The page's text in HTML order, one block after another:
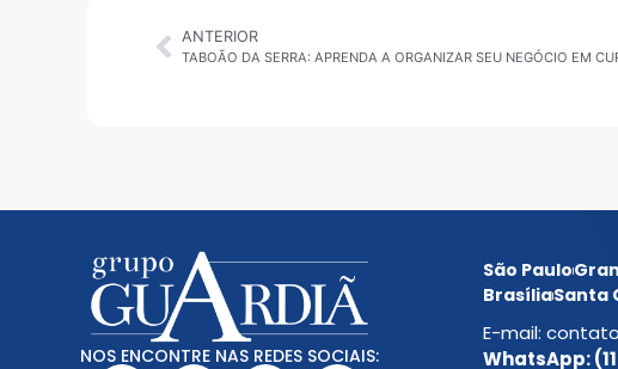
ANTERIOR
TABOÃO DA SERRA: APRENDA A ORGANIZAR SEU NEGÓCIO EM
NOS ENCONTRE NAS REDES SOCIAIS:
São Paulo
BrasíliaSanta
E-mail:
WhatsApp: